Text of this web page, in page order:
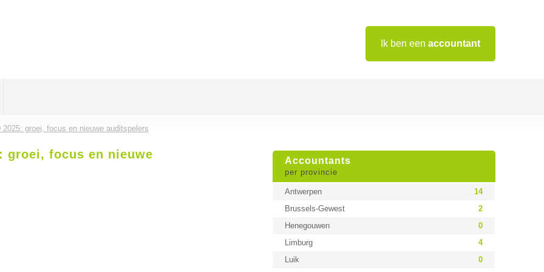
Ik ben een accountant
2025: groei, focus en nieuwe auditspelers
Accountants
per provincie
Antwerpen
14
Brussels-Gewest
2
Henegouwen
0
Limburg
4
Luik
0
groei, focus en nieuwe